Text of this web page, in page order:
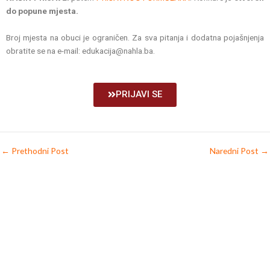
do popune mjesta.
Broj mjesta na obuci je ograničen. Za sva pitanja i dodatna pojašnjenja
obratite se na e-mail: edukacija@nahla.ba.
PRIJAVI SE
← Prethodni Post Naredni Post →